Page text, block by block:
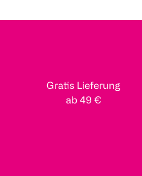
Gratis Lieferung
ab 49 €